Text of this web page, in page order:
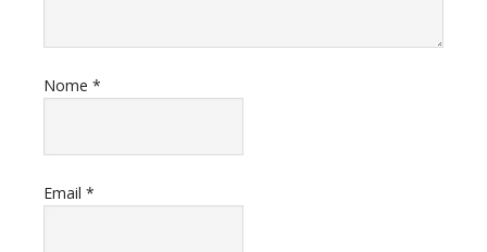
Nome *
Email *